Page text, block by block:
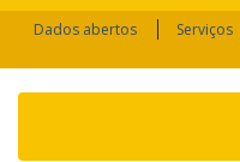
Dados abertos Serviços